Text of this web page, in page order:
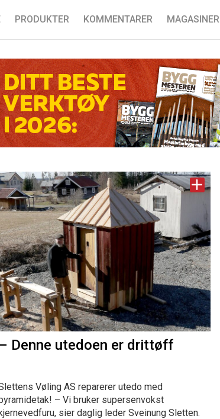
PRODUKTER KOMMENTARER MAGASINER
– Denne utedoen er drittøff
Vøling AS reparerer utedo med
– Vi bruker supersenvokst
sier daglig leder Sveinung Sletten.